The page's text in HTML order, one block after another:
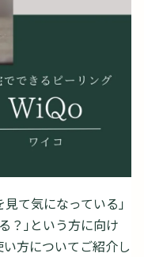
見て気になっている」
？」という方に向け
い方についてご紹介し